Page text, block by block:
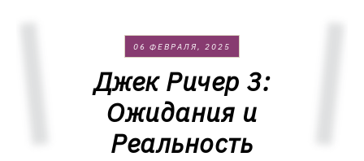
06 ФЕВРАЛЯ, 2025
Джек Ричер 3:
Ожидания и
Реальность